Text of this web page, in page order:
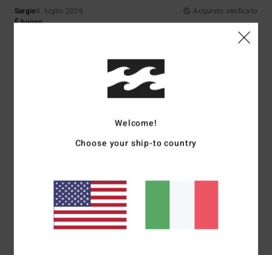
Sergio9. luglio 2026
Acquisto verificato
È buono
5/5
Mostra originale - Français
/5 Rapporto qualità-prezzo
/5 Colore: 5/5
Consiglio questo prodotto
Welcome!
Choose your ship-to country